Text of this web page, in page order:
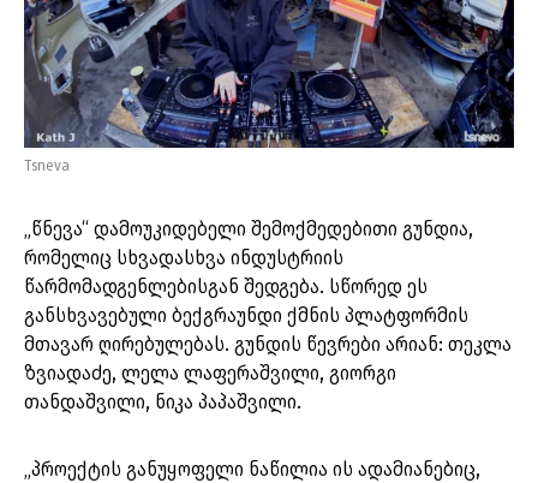
Tsneva
„წნევა“ დამოუკიდებელი შემოქმედებითი გუნდია,
რომელიც სხვადასხვა ინდუსტრიის
წარმომადგენლებისგან შედგება. სწორედ ეს
განსხვავებული ბექგრაუნდი ქმნის პლატფორმის
მთავარ ღირებულებას. გუნდის წევრები არიან: თეკლა
ზვიადაძე, ლელა ლაფერაშვილი, გიორგი
თანდაშვილი, ნიკა პაპაშვილი.
„პროექტის განუყოფელი ნაწილია ის ადამიანებიც,